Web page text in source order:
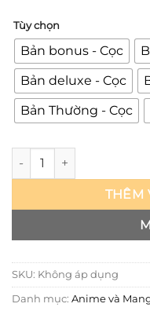
Tùy chọn
Bản bonus - Cọc
Bản deluxe - Cọc
Bản Thường - Cọc
Jubei vs Tessai - Ninja
THÊM
SKU: Không áp dụng
Danh mục: Anime và